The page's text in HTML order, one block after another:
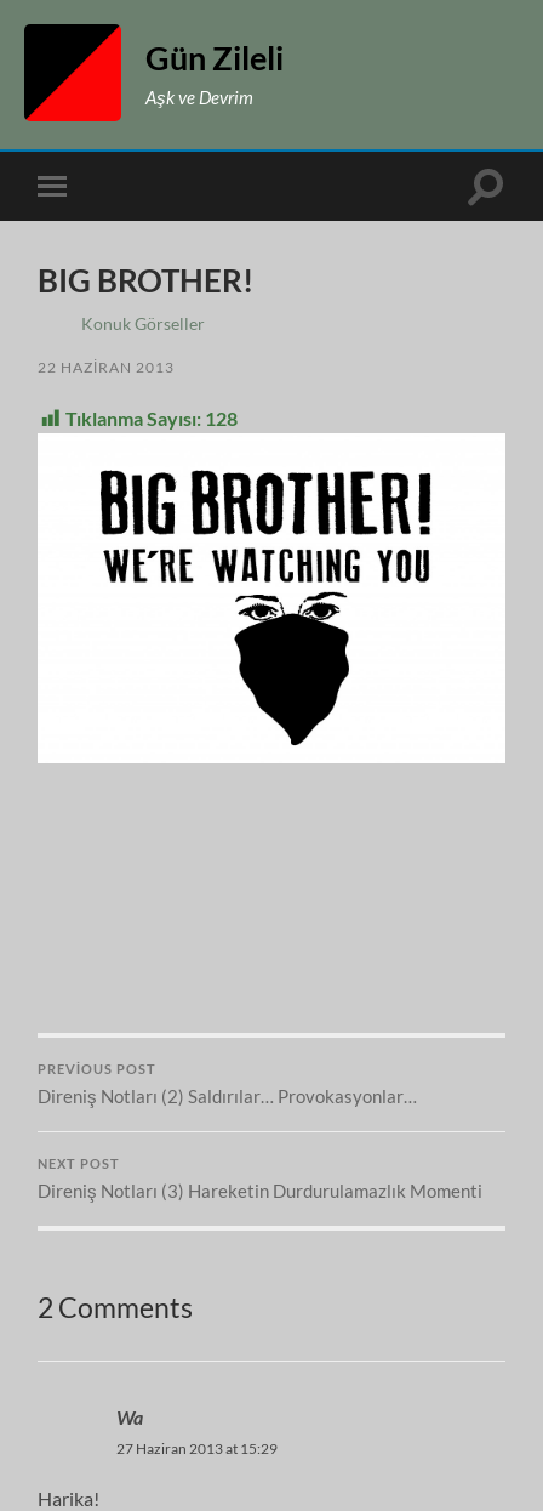
Gün Zileli
Aşk ve Devrim
Toggle
mobile
Toggle
BIG BROTHER!
Konuk Görseller
22 HAZIRAN 2013
Tıklanma Sayısı: 128
PREVIOUS POST
Direniş Notları (2) Saldırılar… Provokasyonlar…
NEXT POST
Direniş Notları (3) Hareketin Durdurulamazlık Momenti
2 Comments
Wa
27 Haziran 2013 at 15:29
Harika!